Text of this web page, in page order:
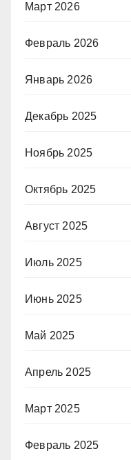
Март 2026
Февраль 2026
Январь 2026
Декабрь 2025
Ноябрь 2025
Октябрь 2025
Август 2025
Июль 2025
Июнь 2025
Май 2025
Апрель 2025
Март 2025
Февраль 2025